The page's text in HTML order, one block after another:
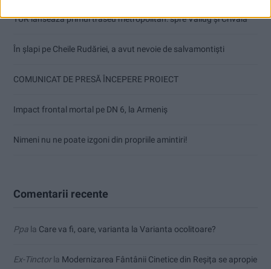
TUR lansează primul traseu metropolitan: spre Văliug și Crivaia
În șlapi pe Cheile Rudăriei, a avut nevoie de salvamontiști
COMUNICAT DE PRESĂ ÎNCEPERE PROIECT
Impact frontal mortal pe DN 6, la Armeniș
Nimeni nu ne poate izgoni din propriile amintiri!
Comentarii recente
Ppa la Care va fi, oare, varianta la Varianta ocolitoare?
Ex-Tinctorla Modernizarea Fântânii Cinetice din Reșița se apropie